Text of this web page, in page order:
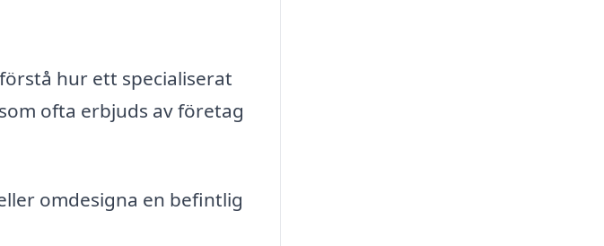
hur ett specialiserat
ofta erbjuds av företag
omdesigna en befintlig